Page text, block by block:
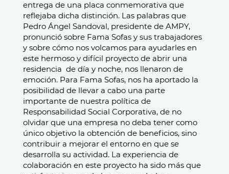
entrega de una placa conmemorativa que
reflejaba dicha distinción. Las palabras que
Pedro Ángel Sandoval, presidente de AMPY,
pronunció sobre Fama Sofas y sus trabajadores
y sobre cómo nos volcamos para ayudarles en
este hermoso y difícil proyecto de abrir una
residencia de día y noche, nos llenaron de
emoción. Para Fama Sofas, nos ha aportado la
posibilidad de llevar a cabo una parte
importante de nuestra política de
Responsabilidad Social Corporativa, de no
olvidar que una empresa no deba tener como
único objetivo la obtención de beneficios, sino
contribuir a mejorar el entorno en que se
desarrolla su actividad. La experiencia de
colaboración en este proyecto ha sido más que